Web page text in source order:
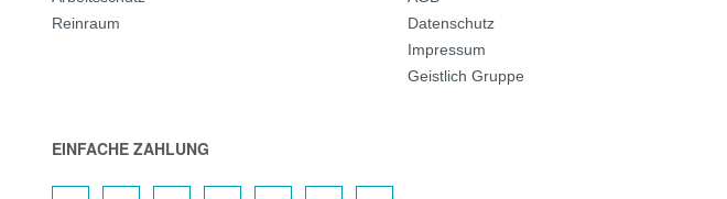
Reinraum
Datenschutz
Impressum
Geistlich Gruppe
EINFACHE ZAHLUNG